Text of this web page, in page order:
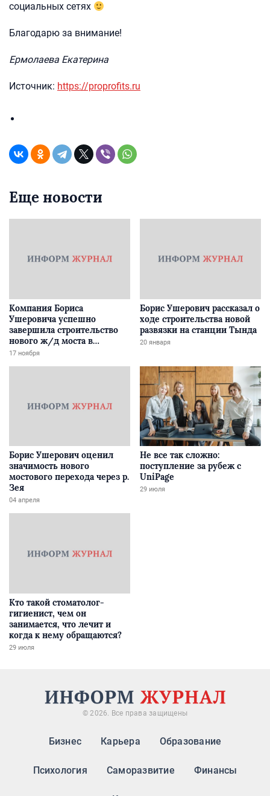
социальных сетях
Благодарю за внимание!
Ермолаева Екатерина
Источник: https://proprofits.ru
Еще новости
Компания Бориса
Ушеровича успешно
завершила строительство
нового ж/д моста в
Забайкалье
17 ноября
Борис Ушерович рассказал о
ходе строительства новой
развязки на станции Тында
20 января
Борис Ушерович оценил
значимость нового
мостового перехода через р.
Зея
04 апреля
Не все так сложно:
поступление за рубеж с
UniPage
29 июля
Кто такой стоматолог-
гигиенист, чем он
занимается, что лечит и
когда к нему обращаются?
29 июля
© 2026. Все права защищены
Бизнес Карьера Образование
Психология Саморазвитие Финансы